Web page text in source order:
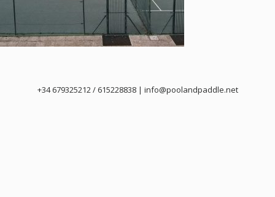
+34 679325212 / 615228838 | info@poolandpaddle.net